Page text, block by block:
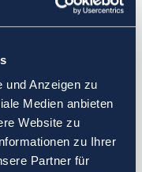
und Anzeigen zu
Medien anbieten
Website zu
zu Ihrer
Partner für